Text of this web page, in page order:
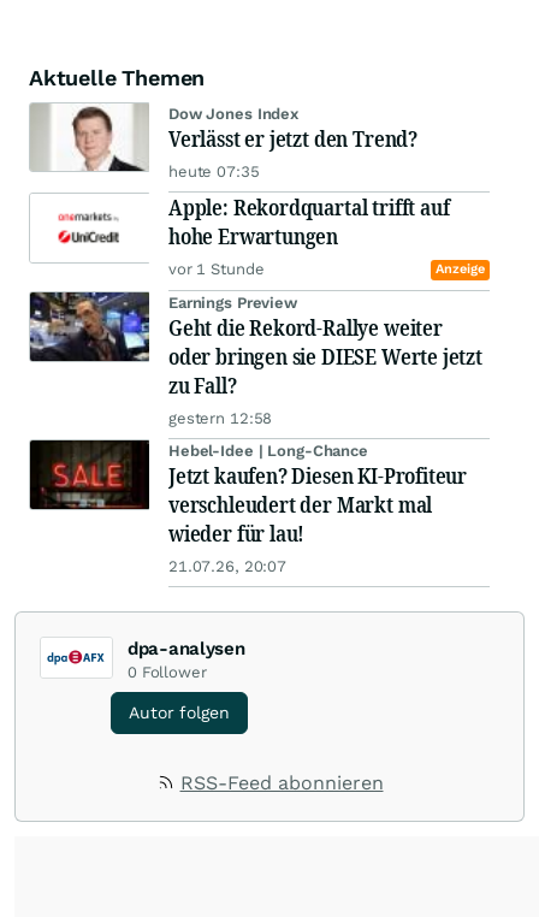
Aktuelle Themen
Dow Jones Index
Verlässt er jetzt den Trend?
heute 07:35
Apple: Rekordquartal trifft auf
hohe Erwartungen
vor 1 Stunde Anzeige
Earnings Preview
Geht die Rekord-Rallye weiter
oder bringen sie DIESE Werte jetzt
zu Fall?
gestern 12:58
Hebel-Idee | Long-Chance
Jetzt kaufen? Diesen KI-Profiteur
verschleudert der Markt mal
wieder für lau!
21.07.26, 20:07
dpa-analysen
0 Follower
Autor folgen
RSS-Feed abonnieren